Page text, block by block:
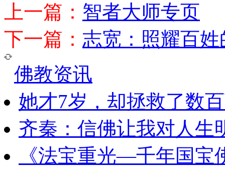
上一篇： 智者大师专页
下一篇： 志宽：照耀百姓
佛教资讯
她才7岁，却拯救了数
齐秦：信佛让我对人生
《法宝重光—千年国宝